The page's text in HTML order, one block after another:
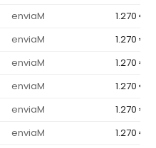
enviaM
1.270 €
enviaM
1.270 €
enviaM
1.270 €
enviaM
1.270 €
enviaM
1.270 €
enviaM
1.270 €